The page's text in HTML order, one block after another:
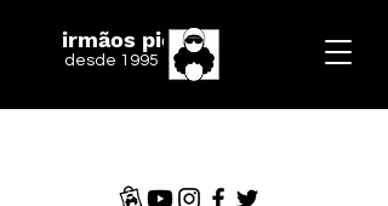
irmãos piologo
desde 1995